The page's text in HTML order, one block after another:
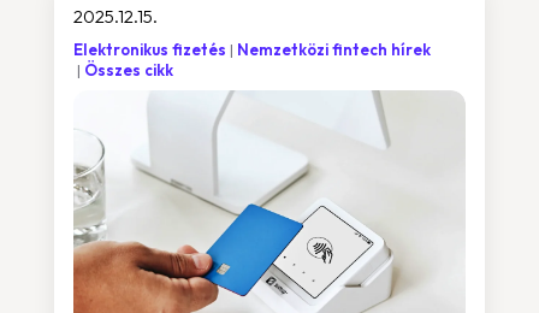
2025.12.15.
Elektronikus fizetés
Nemzetközi fintech hírek
Összes cikk